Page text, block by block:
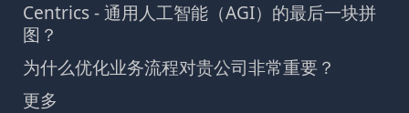
Centrics - 通用人工智能（AGI）的最后一块拼
图？
为什么优化业务流程对贵公司非常重要？
更多